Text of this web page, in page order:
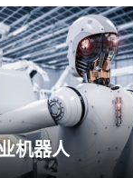
机器人